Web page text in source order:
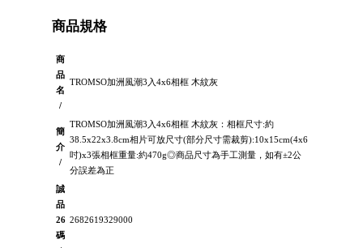
商品規格
商
品
名
/
TROMSO加洲風潮3入4x6相框 木紋灰
簡
介
/
TROMSO加洲風潮3入4x6相框 木紋灰：相框尺寸:約
38.5x22x3.8cm相片可放尺寸(部分尺寸需裁剪):10x15cm(4x6
吋)x3張相框重量:約470g◎商品尺寸為手工測量，如有±2公
分誤差為正
誠
品
26
碼
2682619329000